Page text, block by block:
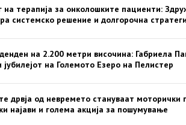
на терапија за онколошките пациенти:
системско решение и долгорочна
на 2.200 метри височина: Габриела
јубилејот на Големото Езеро на Пелистер
дрвја од невремето стануваат моторички
најави и голема акција за пошумување